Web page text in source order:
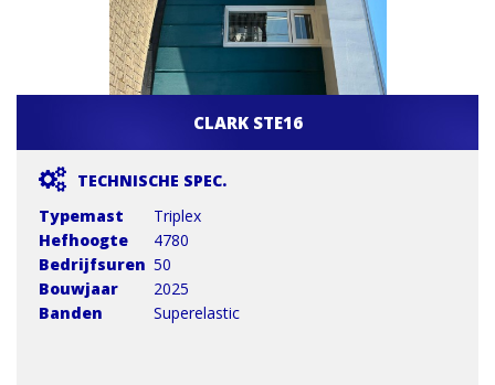
CLARK STE16
TECHNISCHE SPEC.
Typemast
Triplex
Hefhoogte
4780
Bedrijfsuren 50
Bouwjaar
2025
Banden
Superelastic